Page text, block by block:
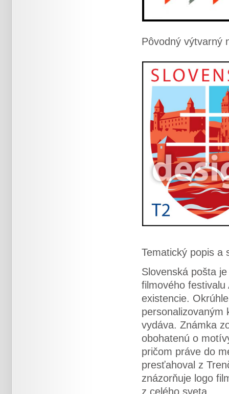
Pôvodný výtvarný
Tematický popis a
Slovenská pošta
filmového
existencie.
personalizovaným
vydáva. Známka
obohatenú o
pričom práve do
presťahoval z
znázorňuje logo
z celého sveta.